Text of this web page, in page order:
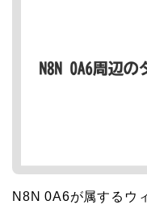
N8N 0A6が属するウ